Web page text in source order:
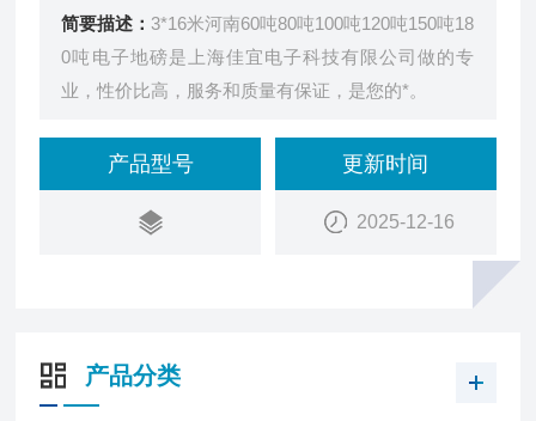
简要描述：3*16米河南60吨80吨100吨120吨150吨18
0吨电子地磅是上海佳宜电子科技有限公司做的专
业，性价比高，服务和质量有保证，是您的*。
产品型号 更新时间
2025-12-16
产品分类